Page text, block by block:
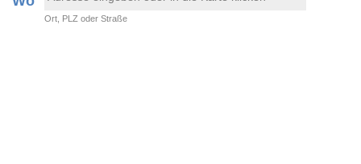
Ort, PLZ oder Straße